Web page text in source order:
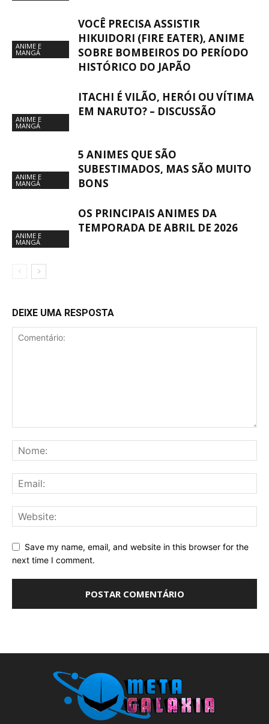
ANIME E
MANGÁ
VOCÊ PRECISA ASSISTIR
HIKUIDORI (FIRE EATER), ANIME
SOBRE BOMBEIROS DO PERÍODO
HISTÓRICO DO JAPÃO
ANIME E
MANGÁ
ITACHI É VILÃO, HERÓI OU VÍTIMA
EM NARUTO? – DISCUSSÃO
ANIME E
MANGÁ
5 ANIMES QUE SÃO
SUBESTIMADOS, MAS SÃO MUITO
BONS
ANIME E
MANGÁ
OS PRINCIPAIS ANIMES DA
TEMPORADA DE ABRIL DE 2026
DEIXE UMA RESPOSTA
Save my name, email, and website in this browser for the
next time I comment.